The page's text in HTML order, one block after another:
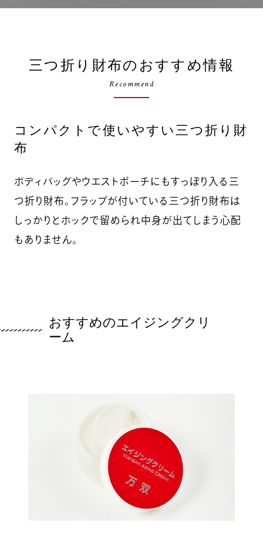
三つ折り財布のおすすめ情報
Recommend
コンパクトで使いやすい三つ折り財
布
ボディバッグやウエストポーチにもすっぽり入る三
つ折り財布。フラップが付いている三つ折り財布は
しっかりとホックで留められ中身が出てしまう心配
もありません。
おすすめのエイジングクリ
ーム